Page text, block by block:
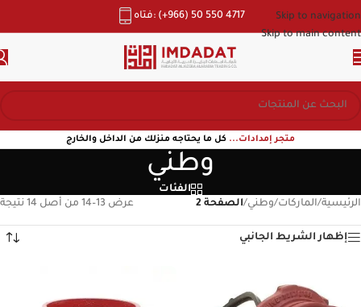
Skip to navigation
Skip to main content
هاتف: (+966) 50 550 4717
متجر إمدادات... كل ما يحتاجه منزلك من الداخل والخارج
وطني
الفئات
الرئيسية/الماركات/وطني/الصفحة 2 عرض 13–14 من أصل 14 نتيجة
إظهار الشريط الجانبي